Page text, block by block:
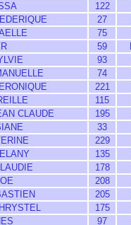
122
27
75
59
93
74
221
115
CLAUDE 195
33
229
135
178
208
205
175
97